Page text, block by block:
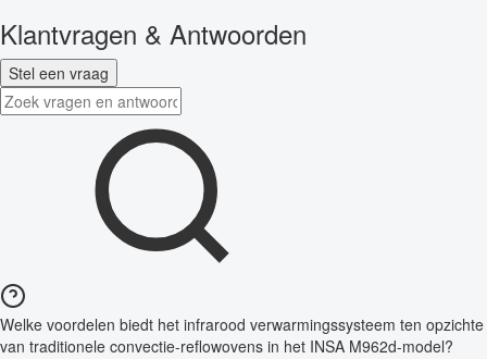
Klantvragen & Antwoorden
Stel een vraag
Welke voordelen biedt het infrarood verwarmingssysteem ten opzichte
van traditionele convectie-reflowovens in het INSA M962d-model?